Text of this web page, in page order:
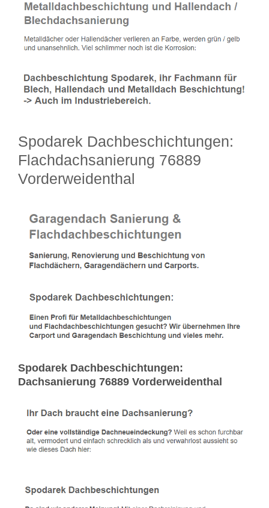
Spodarek Dachbeschichtungen:
Flachdachsanierung 76889
Vorderweidenthal
Spodarek Dachbeschichtungen:
Dachsanierung 76889 Vorderweidenthal